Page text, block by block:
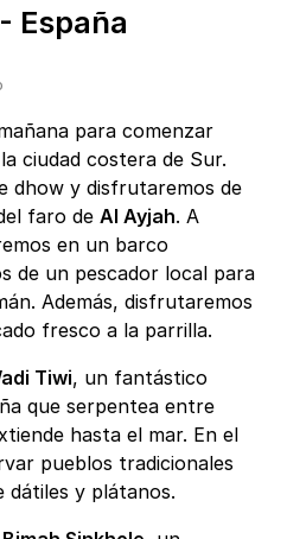
España
para comenzar
ciudad costera de Sur.
dhow y disfrutaremos de
faro de Al Ayjah. A
en un barco
de un pescador local para
Además, disfrutaremos
fresco a la parrilla.
Tiwi, un fantástico
que serpentea entre
hasta el mar. En el
pueblos tradicionales
dátiles y plátanos.